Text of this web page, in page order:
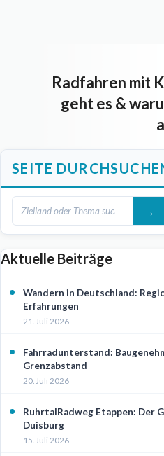
Radfahren mit
geht es &
SEITE
Aktuelle Beiträge
Wandern in Deutschland:
Erfahrungen
21. Juli 2026
Fahrradunterstand:
Grenzabstand
20. Juli 2026
RuhrtalRadweg Etappen: Der
Duisburg
15. Juli 2026